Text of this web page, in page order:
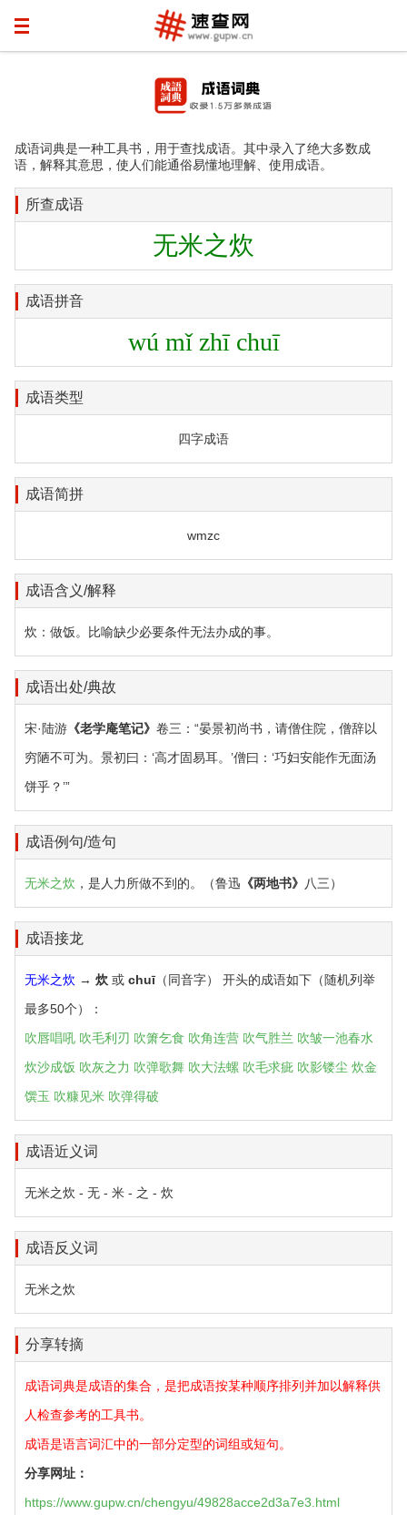
成语词典是一种工具书，用于查找成语。其中录入了绝大多数成
语，解释其意思，使人们能通俗易懂地理解、使用成语。
所查成语
无米之炊
成语拼音
wú mǐ zhī chuī
成语类型
四字成语
成语简拼
wmzc
成语含义/解释
炊：做饭。比喻缺少必要条件无法办成的事。
成语出处/典故
宋·陆游 《老学庵笔记》 卷三：“晏景初尚书，请僧住院，僧辞以
穷陋不可为。景初曰：‘高才固易耳。’僧曰：‘巧妇安能作无面汤
饼乎？’”
成语例句/造句
无米之炊 ，是人力所做不到的。（鲁迅 《两地书》 八三）
成语接龙
无米之炊 → 炊 或 chuī （同音字） 开头的成语如下（随机列举
最多50个）：
吹唇唱吼 吹毛利刃 吹箫乞食 吹角连营 吹气胜兰 吹皱一池春水
炊沙成饭 吹灰之力 吹弹歌舞 吹大法螺 吹毛求疵 吹影镂尘 炊金
馔玉 吹糠见米 吹弹得破
成语近义词
无米之炊 - 无 - 米 - 之 - 炊
成语反义词
无米之炊
分享转摘
成语词典是成语的集合，是把成语按某种顺序排列并加以解释供
人检查参考的工具书。
成语是语言词汇中的一部分定型的词组或短句。
分享网址：
https://www.gupw.cn/chengyu/49828acce2d3a7e3.html